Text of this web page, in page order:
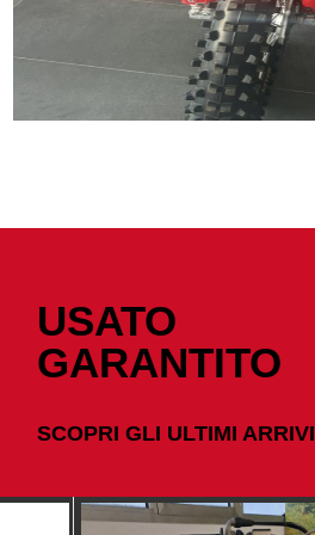
USATO
GARANTITO
SCOPRI GLI ULTIMI ARRIVI